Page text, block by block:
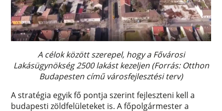
A célok között szerepel, hogy a Fővárosi
Lakásügynökség 2500 lakást ​kezeljen (Forrás: Otthon
Budapesten című városfejlesztési terv)
A stratégia egyik fő pontja szerint fejleszteni kell a
budapesti zöldfelületeket is. A főpolgármester a